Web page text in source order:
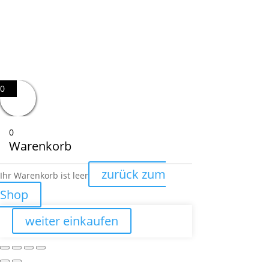
0
0
Warenkorb
Ihr Warenkorb ist leer
zurück zum
Shop
weiter einkaufen